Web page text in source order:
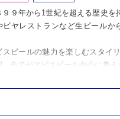
９９年から1世紀を超える歴史
ビヤレストランなど生ビールか
スビールの魅力を楽しむスタイ
、全てがヱビスビール中心に考え
る個室が中心。全国から取り寄